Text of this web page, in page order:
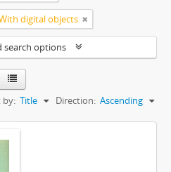
digital objects
search options
by: Title Direction: Ascending